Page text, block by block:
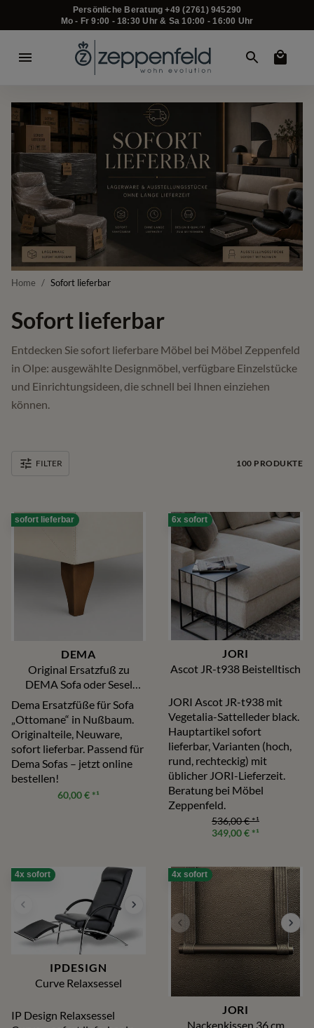
Persönliche Beratung +49 (2761) 945290
Mo - Fr 9:00 - 18:30 Uhr & Sa 10:00 - 16:00 Uhr
Home / Sofort lieferbar
Sofort lieferbar
Entdecken Sie sofort lieferbare Möbel bei Möbel Zeppenfeld
in Olpe: ausgewählte Designmöbel, verfügbare Einzelstücke
und Einrichtungsideen, die schnell bei Ihnen einziehen
können.
FILTER 100 PRODUKTE
sofort lieferbar
DEMA
Original Ersatzfuß zu
DEMA Sofa oder Sesel
Ottomanne,
Nußbaumfarbig
Dema Ersatzfüße für Sofa
„Ottomane“ in Nußbaum.
Originalteile, Neuware,
sofort lieferbar. Passend für
Dema Sofas – jetzt online
bestellen!
60,00 €*¹
6x sofort
JORI
Ascot JR-t938 Beistelltisch
JORI Ascot JR-t938 mit
Vegetalia-Sattelleder black.
Hauptartikel sofort
lieferbar, Varianten (hoch,
rund, rechteckig) mit
üblicher JORI-Lieferzeit.
Beratung bei Möbel
Zeppenfeld.
536,00 €*¹
349,00 €*¹
4x sofort
IPDESIGN
Curve Relaxsessel
IP Design Relaxsessel
4x sofort
JORI
Nackenkissen 36 cm